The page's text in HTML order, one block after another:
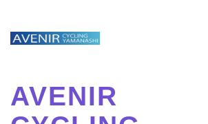
AVENIR